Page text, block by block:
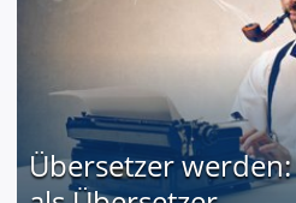
Übersetzer